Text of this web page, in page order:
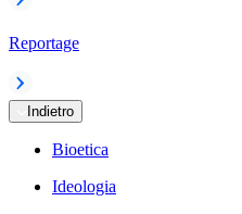
Reportage
Indietro
Bioetica
Ideologia